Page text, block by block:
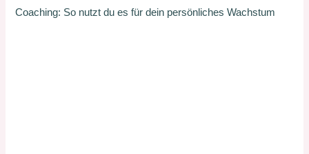
Coaching: So nutzt du es für dein persönliches Wachstum